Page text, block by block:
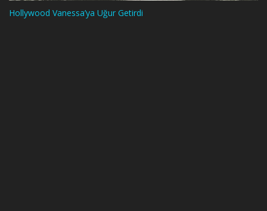
Hollywood Vanessa’ya Uğur Getirdi